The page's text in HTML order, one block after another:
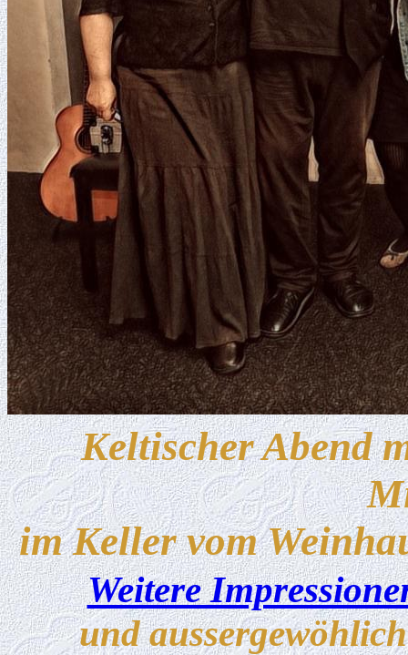
Keltischer Abend
im Keller vom
Weitere
und